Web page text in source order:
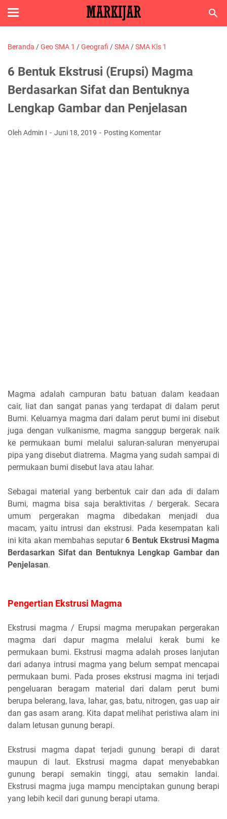
Beranda /Geo SMA 1 /Geografi /SMA /SMA Kls 1
6 Bentuk Ekstrusi (Erupsi) Magma
Berdasarkan Sifat dan Bentuknya
Lengkap Gambar dan Penjelasan
Oleh Admin I Juni 18, 2019 Posting Komentar
Magma adalah campuran batu batuan dalam keadaan
cair, liat dan sangat panas yang terdapat di dalam perut
Bumi. Keluarnya magma dari dalam perut bumi ini disebut
juga dengan vulkanisme, magma sanggup bergerak naik
ke permukaan bumi melalui saluran-saluran menyerupai
pipa yang disebut diatrema. Magma yang sudah sampai di
permukaan bumi disebut lava atau lahar.
Sebagai material yang berbentuk cair dan ada di dalam
Bumi, magma bisa saja beraktivitas / bergerak. Secara
umum pergerakan magma dibedakan menjadi dua
macam, yaitu intrusi dan ekstrusi. Pada kesempatan kali
ini kita akan membahas seputar6 Bentuk Ekstrusi Magma
Berdasarkan Sifat dan Bentuknya Lengkap Gambar dan
Penjelasan.
Pengertian Ekstrusi Magma
Ekstrusi magma / Erupsi magma merupakan pergerakan
magma dari dapur magma melalui kerak bumi ke
permukaan bumi. Ekstrusi magma adalah proses lanjutan
dari adanya intrusi magma yang belum sempat mencapai
permukaan bumi. Pada proses ekstrusi magma ini terjadi
pengeluaran beragam material dari dalam perut bumi
berupa belerang, lava, lahar, gas, batu, nitrogen, gas uap air
dan gas asam arang. Kita dapat melihat peristiwa alam ini
dalam letusan gunung berapi.
Ekstrusi magma dapat terjadi gunung berapi di darat
maupun di laut. Ekstrusi magma dapat menyebabkan
gunung berapi semakin tinggi, atau semakin landai.
Ekstrusi magma juga mampu menciptakan gunung berapi
yang lebih kecil dari gunung berapi utama.